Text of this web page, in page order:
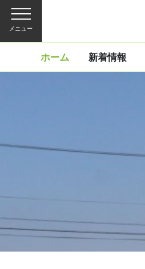
メニュー
ホーム 新着情報